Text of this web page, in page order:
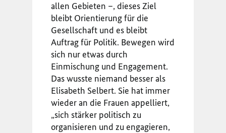
allen Gebieten –, dieses Ziel
bleibt Orientierung für die
Gesellschaft und es bleibt
Auftrag für Politik. Bewegen wird
sich nur etwas durch
Einmischung und Engagement.
Das wusste niemand besser als
Elisabeth Selbert. Sie hat immer
wieder an die Frauen appelliert,
„sich stärker politisch zu
organisieren und zu engagieren,